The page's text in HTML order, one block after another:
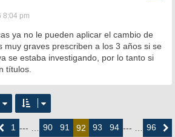
8:04 pm
ya no le pueden aplicar el cambio de
muy graves prescriben a los 3 años si se
se estaba investigando, por lo tanto si
títulos.
1 --- … 90 91 92 93 94 --- … 96